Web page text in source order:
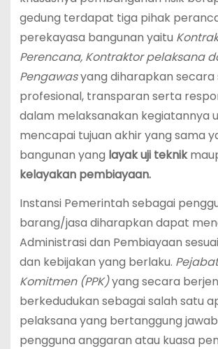
gedung terdapat tiga pihak
perekayasa bangunan yaitu
Perencana, Kontraktor pelaksana
Pengawasyang diharapkan secara
profesional, transparan serta
dalam melaksanakan kegiatannya
mencapai tujuan akhir yang sama
bangunan yang layak uji teknik
kelayakan pembiayaan.
Instansi Pemerintah sebagai
barang/jasa diharapkan dapat
Administrasi dan Pembiayaan
dan kebijakan yang berlaku.
Komitmen (PPK)yang secara
berkedudukan sebagai salah satu
pelaksana yang bertanggung
pengguna anggaran atau kuasa